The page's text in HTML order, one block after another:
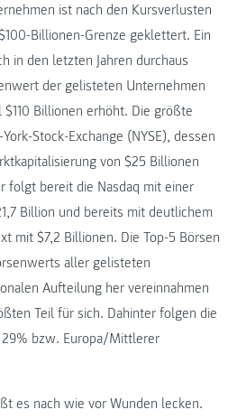
ist nach den Kursverlusten
Billionen-Grenze geklettert. Ein
in den letzten Jahren durchaus
der gelisteten Unternehmen
Billionen erhöht. Die größte
Stock-Exchange (NYSE), dessen
von $25 Billionen
folgt bereit die Nasdaq mit einer
Billion und bereits mit deutlichem
mit $7,2 Billionen. Die Top-5 Börsen
aller gelisteten
Aufteilung her vereinnahmen
Teil für sich. Dahinter folgen die
bzw. Europa/Mittlerer
es nach wie vor Wunden lecken.